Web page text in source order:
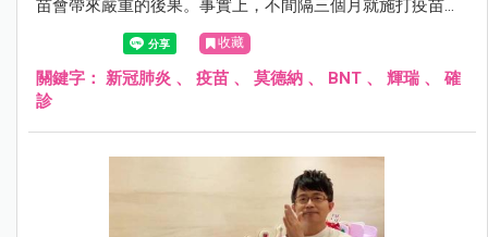
苗會帶來嚴重的後果。事實上，不間隔三個月就施打疫苗並
不會傷害身體，只是浪費了疫苗的防護力。
收藏
關鍵字： 新冠肺炎 、 疫苗 、 莫德納 、 BNT 、 輝瑞 、 確
診